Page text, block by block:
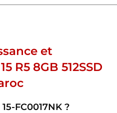
et
R5 8GB 512SSD
15-FC0017NK ?